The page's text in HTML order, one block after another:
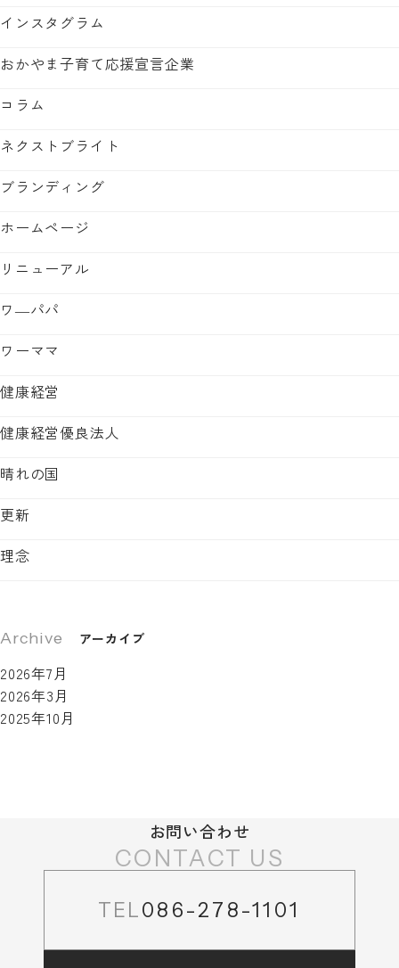
インスタグラム
おかやま子育て応援宣言企業
コラム
ネクストブライト
ブランディング
ホームページ
リニューアル
ワ―パパ
ワーママ
健康経営
健康経営優良法人
晴れの国
更新
理念
Archive アーカイブ
2026年7月
2026年3月
2025年10月
お問い合わせ
CONTACT US
TEL086-278-1101